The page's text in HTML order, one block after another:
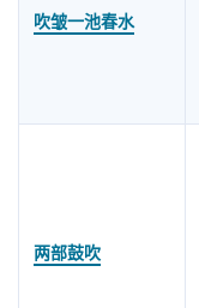
吹皱一池春水
两部鼓吹